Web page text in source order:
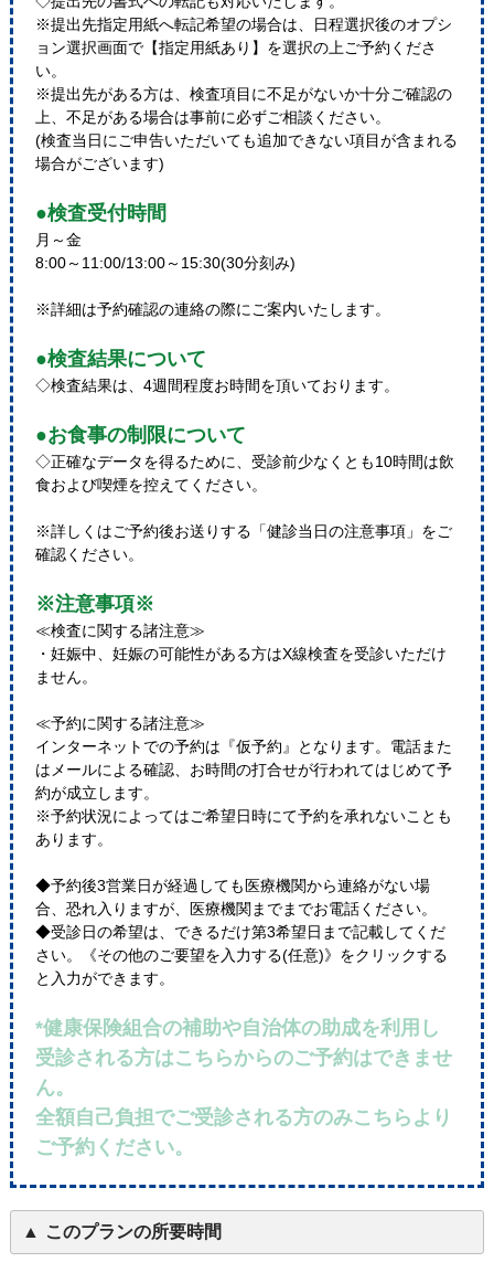
※提出先指定用紙へ転記希望の場合は、日程選択後のオプシ
ョン選択画面で【指定用紙あり】を選択の上ご予約くださ
い。
※提出先がある方は、検査項目に不足がないか十分ご確認の
上、不足がある場合は事前に必ずご相談ください。
(検査当日にご申告いただいても追加できない項目が含まれる
場合がございます)
●検査受付時間
月～金
8:00～11:00/13:00～15:30(30分刻み)
※詳細は予約確認の連絡の際にご案内いたします。
●検査結果について
◇検査結果は、4週間程度お時間を頂いております。
●お食事の制限について
◇正確なデータを得るために、受診前少なくとも10時間は飲
食および喫煙を控えてください。
※詳しくはご予約後お送りする「健診当日の注意事項」をご
確認ください。
※注意事項※
≪検査に関する諸注意≫
・妊娠中、妊娠の可能性がある方はX線検査を受診いただけ
ません。
≪予約に関する諸注意≫
インターネットでの予約は『仮予約』となります。電話また
はメールによる確認、お時間の打合せが行われてはじめて予
約が成立します。
※予約状況によってはご希望日時にて予約を承れないことも
あります。
◆予約後3営業日が経過しても医療機関から連絡がない場
合、恐れ入りますが、医療機関までまでお電話ください。
◆受診日の希望は、できるだけ第3希望日まで記載してくだ
さい。《その他のご要望を入力する(任意)》をクリックする
と入力ができます。
*健康保険組合の補助や自治体の助成を利用し
受診される方はこちらからのご予約はできませ
ん。
全額自己負担でご受診される方のみこちらより
ご予約ください。
このプランの所要時間